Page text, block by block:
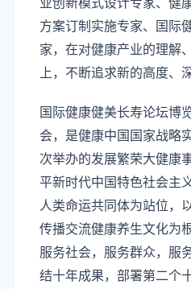
方案订制实施专家、国际
家，在对健康产业的理解
上，不断追求新的高度、
国际健康健美长寿论坛博
会，是健康中国国家战略
次举办的发展繁荣大健康
平新时代中国特色社会主
人类命运共同体为站位，
传播交流健康养生文化为
服务社会，服务群众，服
结十年成果，部署第二个